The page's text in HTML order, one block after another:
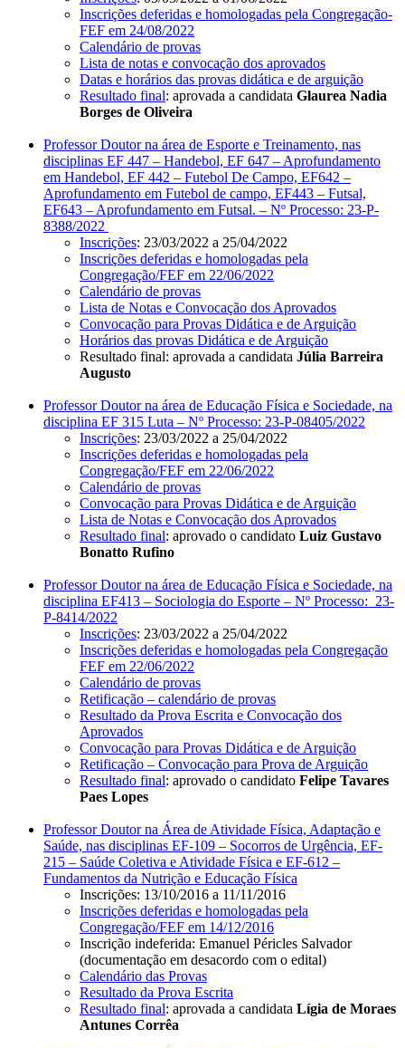
Inscrições deferidas e homologadas pela Congregação-
FEF em 24/08/2022
Calendário de provas
Lista de notas e convocação dos aprovados
Datas e horários das provas didática e de arguição
Resultado final: aprovada a candidata Glaurea Nadia
Borges de Oliveira
Professor Doutor na área de Esporte e Treinamento, nas
disciplinas EF 447 – Handebol, EF 647 – Aprofundamento
em Handebol, EF 442 – Futebol De Campo, EF642 –
Aprofundamento em Futebol de campo, EF443 – Futsal,
EF643 – Aprofundamento em Futsal. – Nº Processo: 23-P-
8388/2022
Inscrições: 23/03/2022 a 25/04/2022
Inscrições deferidas e homologadas pela
Congregação/FEF em 22/06/2022
Calendário de provas
Lista de Notas e Convocação dos Aprovados
Convocação para Provas Didática e de Arguição
Horários das provas Didática e de Arguição
Resultado final: aprovada a candidata Júlia Barreira
Augusto
Professor Doutor na área de Educação Física e Sociedade, na
disciplina EF 315 Luta – Nº Processo: 23-P-08405/2022
Inscrições: 23/03/2022 a 25/04/2022
Inscrições deferidas e homologadas pela
Congregação/FEF em 22/06/2022
Calendário de provas
Convocação para Provas Didática e de Arguição
Lista de Notas e Convocação dos Aprovados
Resultado final: aprovado o candidato Luiz Gustavo
Bonatto Rufino
Professor Doutor na área de Educação Física e Sociedade, na
disciplina EF413 – Sociologia do Esporte – Nº Processo: 23-
P-8414/2022
Inscrições: 23/03/2022 a 25/04/2022
Inscrições deferidas e homologadas pela Congregação
FEF em 22/06/2022
Calendário de provas
Retificação – calendário de provas
Resultado da Prova Escrita e Convocação dos
Aprovados
Convocação para Provas Didática e de Arguição
Retificação – Convocação para Prova de Arguição
Resultado final: aprovado o candidato Felipe Tavares
Paes Lopes
Professor Doutor na Área de Atividade Física, Adaptação e
Saúde, nas disciplinas EF-109 – Socorros de Urgência, EF-
215 – Saúde Coletiva e Atividade Física e EF-612 –
Fundamentos da Nutrição e Educação Física
Inscrições: 13/10/2016 a 11/11/2016
Inscrições deferidas e homologadas pela
Congregação/FEF em 14/12/2016
Inscrição indeferida: Emanuel Péricles Salvador
(documentação em desacordo com o edital)
Calendário das Provas
Resultado da Prova Escrita
Resultado final: aprovada a candidata Lígia de Moraes
Antunes Corrêa